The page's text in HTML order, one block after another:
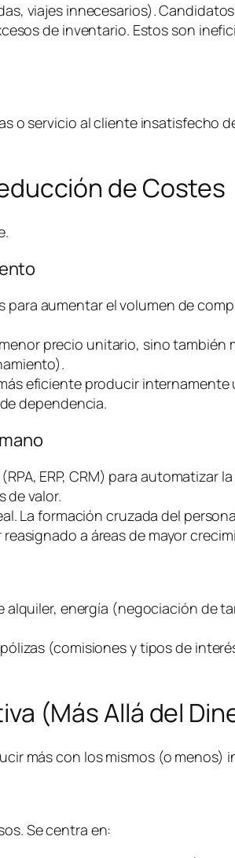
viajes innecesarios).
de inventario. Estos son
o servicio al cliente insatisfecho
de Costes
para aumentar el volumen de
precio unitario, sino también
eficiente producir
dependencia.
(RPA, ERP, CRM) para automatizar
de valor.
La formación cruzada del
a áreas de mayor
alquiler, energía (negociación de
(comisiones y tipos de
(Más Allá del
más con los mismos (o menos)
Se centra en: